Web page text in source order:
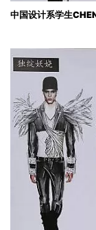
中国设计系学生